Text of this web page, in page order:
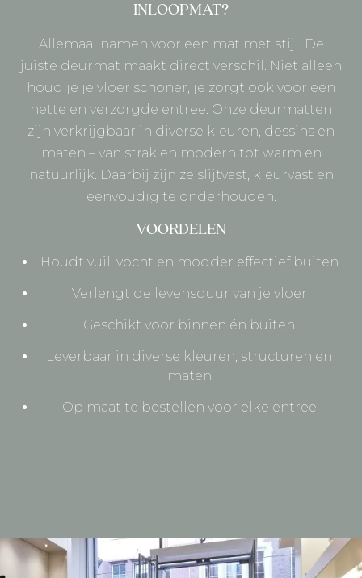
INLOOPMAT?
Allemaal namen voor een mat met stijl. De
juiste deurmat maakt direct verschil. Niet alleen
houd je je vloer schoner, je zorgt ook voor een
nette en verzorgde entree. Onze deurmatten
zijn verkrijgbaar in diverse kleuren, dessins en
maten – van strak en modern tot warm en
natuurlijk. Daarbij zijn ze slijtvast, kleurvast en
eenvoudig te onderhouden.
VOORDELEN
Houdt vuil, vocht en modder effectief buiten
Verlengt de levensduur van je vloer
Geschikt voor binnen én buiten
Leverbaar in diverse kleuren, structuren en
maten
Op maat te bestellen voor elke entree